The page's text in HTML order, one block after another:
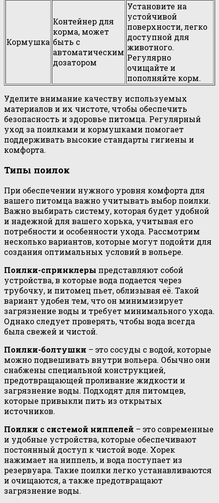
Кормушка
Контейнер для
корма, может
быть с
автоматическим
дозатором
Установите на
устойчивой
поверхности, легко
доступной для
животного.
Регулярно
очищайте и
пополняйте корм.
Уделите внимание качеству используемых
материалов и их чистоте, чтобы обеспечить
безопасность и здоровье питомца. Регулярный
уход за поилками и кормушками помогает
поддерживать высокие стандарты гигиены и
комфорта.
Типы поилок
При обеспечении нужного уровня комфорта для
вашего питомца важно учитывать выбор поилки.
Важно выбирать систему, которая будет удобной
и надежной для вашего хорька, учитывая его
потребности и особенности ухода. Рассмотрим
несколько вариантов, которые могут подойти для
создания оптимальных условий в вольере.
Поилки-спринклеры представляют собой
устройства, в которые вода подается через
трубочку, и питомец пьет, облизывая её. Такой
вариант удобен тем, что он минимизирует
загрязнение воды и требует минимального ухода.
Однако следует проверять, чтобы вода всегда
была свежей и чистой.
Поилки-болтушки – это сосуды с водой, которые
можно подвешивать внутри вольера. Обычно они
снабжены специальной конструкцией,
предотвращающей проливание жидкости и
загрязнение воды. Подходят для питомцев,
которые привыкли пить из открытых
источников.
Поилки с системой ниппелей – это современные
и удобные устройства, которые обеспечивают
постоянный доступ к чистой воде. Хорек
нажимает на ниппель, и вода поступает из
резервуара. Такие поилки легко устанавливаются
и очищаются, а также предотвращают
загрязнение воды.